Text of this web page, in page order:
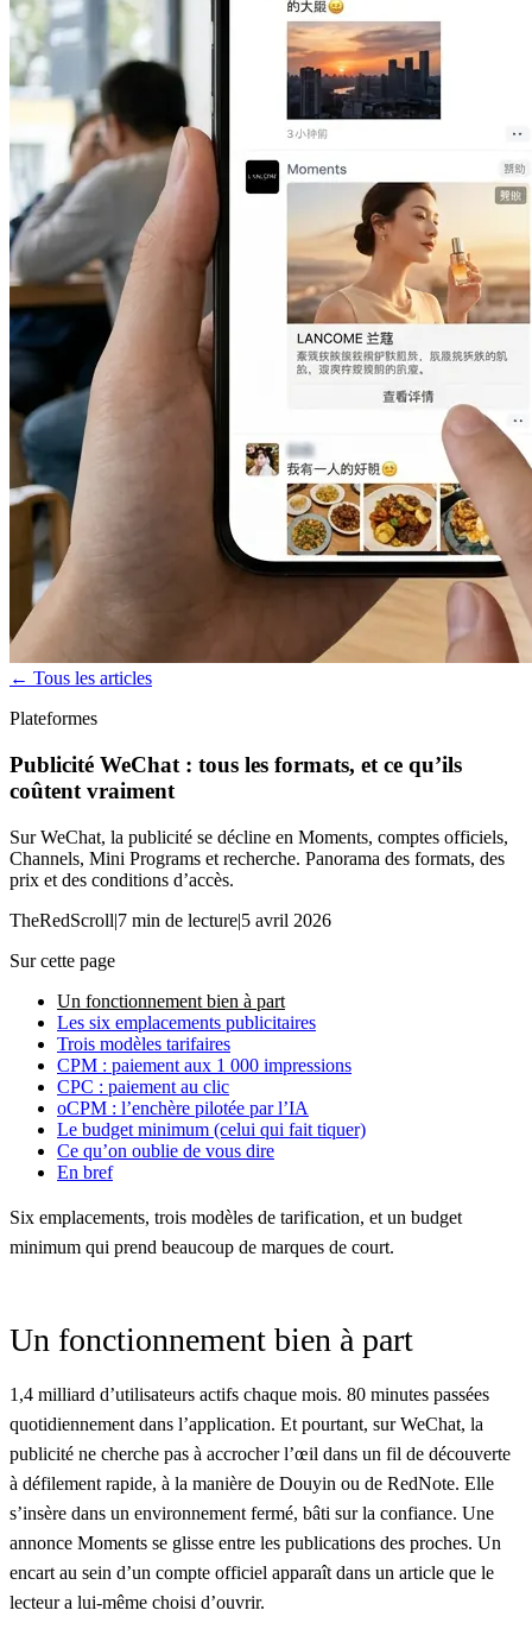
← Tous les articles
Plateformes
Publicité WeChat : tous les formats, et ce qu’ils
coûtent vraiment
Sur WeChat, la publicité se décline en Moments, comptes officiels,
Channels, Mini Programs et recherche. Panorama des formats, des
prix et des conditions d’accès.
TheRedScroll|7 min de lecture|5 avril 2026
Sur cette page
Un fonctionnement bien à part
Les six emplacements publicitaires
Trois modèles tarifaires
CPM : paiement aux 1 000 impressions
CPC : paiement au clic
oCPM : l’enchère pilotée par l’IA
Le budget minimum (celui qui fait tiquer)
Ce qu’on oublie de vous dire
En bref
Six emplacements, trois modèles de tarification, et un budget
minimum qui prend beaucoup de marques de court.
Un fonctionnement bien à part
1,4 milliard d’utilisateurs actifs chaque mois. 80 minutes passées
quotidiennement dans l’application. Et pourtant, sur WeChat, la
publicité ne cherche pas à accrocher l’œil dans un fil de découverte
à défilement rapide, à la manière de Douyin ou de RedNote. Elle
s’insère dans un environnement fermé, bâti sur la confiance. Une
annonce Moments se glisse entre les publications des proches. Un
encart au sein d’un compte officiel apparaît dans un article que le
lecteur a lui-même choisi d’ouvrir.